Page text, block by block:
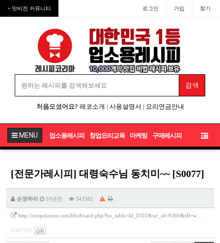
+ 맛비전 커뮤니티 로그인 가입 찾기
처음오셨어요? 레코소개 | 사용설명서 | 요리연금안내
MENU 업소용레시피 창업요리교육 마케팅 구매레시피
[전문가레시피] 대령숙수님 동치미~~ [S0077]
순정하리 10년전 543582
http://recipekorea.com/bbs/board.php?bo_table=ld_0502&wr_id=9360&sfl=w…
(249700)